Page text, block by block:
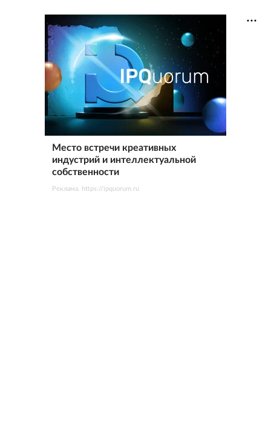
Место встречи креативных
индустрий и интеллектуальной
собственности
Реклама. https://ipquorum.ru